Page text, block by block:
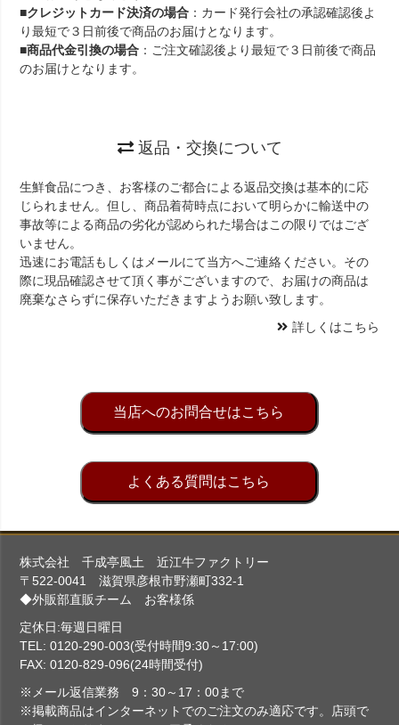
■クレジットカード決済の場合 ：カード発行会社の承認確認後よ
り最短で３日前後で商品のお届けとなります。
■商品代金引換の場合 ：ご注文確認後より最短で３日前後で商品
のお届けとなります。
返品・交換について
生鮮食品につき、お客様のご都合による返品交換は基本的に応
じられません。但し、商品着荷時点において明らかに輸送中の
事故等による商品の劣化が認められた場合はこの限りではござ
いません。
迅速にお電話もしくはメールにて当方へご連絡ください。その
際に現品確認させて頂く事がございますので、お届けの商品は
廃棄なさらずに保存いただきますようお願い致します。
詳しくはこちら
当店へのお問合せはこちら
よくある質問はこちら
株式会社 千成亭風土 近江牛ファクトリー
〒522-0041 滋賀県彦根市野瀬町332-1
◆外販部直販チーム お客様係
定休日:毎週日曜日
TEL: 0120-290-003(受付時間9:30～17:00)
FAX: 0120-829-096(24時間受付)
※メール返信業務 9：30～17：00まで
※掲載商品はインターネットでのご注文のみ適応です。店頭で